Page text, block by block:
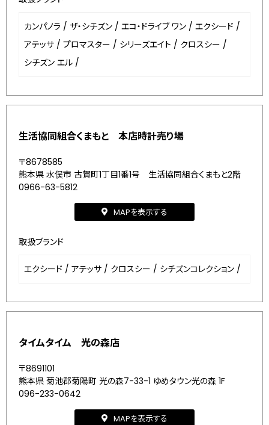
カンパノラ / ザ・シチズン / エコ・ドライブ ワン / エクシード /
アテッサ / プロマスター / シリーズエイト / クロスシー /
シチズン エル /
生活協同組合くまもと 本店時計売り場
〒8678585
熊本県 水俣市 古賀町1丁目1番1号 生活協同組合くまもと2階
0966-63-5812
MAPを表示する
取扱ブランド
エクシード / アテッサ / クロスシー / シチズンコレクション /
タイムタイム 光の森店
〒8691101
熊本県 菊池郡菊陽町 光の森7-33-1 ゆめタウン光の森 1F
096-233-0642
MAPを表示する